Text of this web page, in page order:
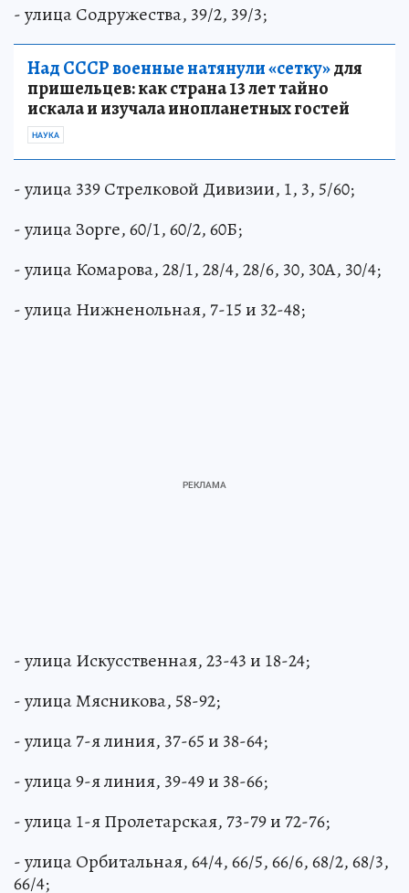
- улица Содружества, 39/2, 39/3;
Над СССР военные натянули «сетку»для
пришельцев: как страна 13 лет тайно
искала и изучала инопланетных гостей
НАУКА
- улица 339 Стрелковой Дивизии, 1, 3, 5/60;
- улица Зорге, 60/1, 60/2, 60Б;
- улица Комарова, 28/1, 28/4, 28/6, 30, 30А, 30/4;
- улица Нижненольная, 7-15 и 32-48;
- улица Искусственная, 23-43 и 18-24;
- улица Мясникова, 58-92;
- улица 7-я линия, 37-65 и 38-64;
- улица 9-я линия, 39-49 и 38-66;
- улица 1-я Пролетарская, 73-79 и 72-76;
- улица Орбитальная, 64/4, 66/5, 66/6, 68/2, 68/3,
66/4;